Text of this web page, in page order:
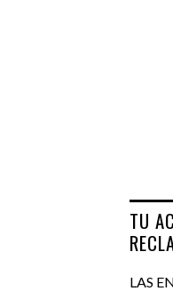
TU
LAS